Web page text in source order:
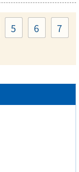
Page Page
5 Page
6
7